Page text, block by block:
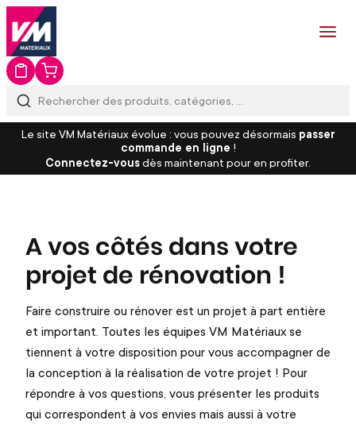
Le site VM Matériaux évolue : vous pouvez désormais passer
commande en ligne !
Connectez-vousdès maintenant pour en profiter.
A vos côtés dans votre
projet de rénovation !
Faire construire ou rénover est un projet à part entière
et important. Toutes les équipes VM Matériaux se
tiennent à votre disposition pour vous accompagner de
la conception à la réalisation de votre projet ! Pour
répondre à vos questions, vous présenter les produits
qui correspondent à vos envies mais aussi à votre